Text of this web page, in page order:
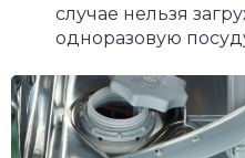
случае нельзя
одноразовую